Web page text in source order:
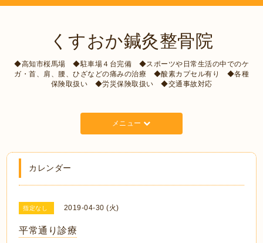
くすおか鍼灸整骨院
◆高知市桜馬場 ◆駐車場４台完備 ◆スポーツや日常生活の中でのケ
ガ・首、肩、腰、ひざなどの痛みの治療 ◆酸素カプセル有り ◆各種
保険取扱い ◆労災保険取扱い ◆交通事故対応
メニュー
カレンダー
指定なし 2019-04-30 (火)
平常通り診療